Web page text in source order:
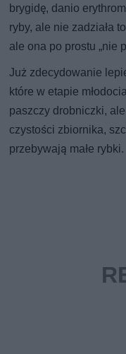
brygidę, danio
ryby, ale nie zadziała
ale ona po prostu „nie
Już zdecydowanie
które w etapie
paszczy drobniczki,
czystości zbiornika,
przebywają małe rybki.